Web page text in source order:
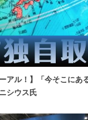
ーアル！】「今そこに
シウス氏